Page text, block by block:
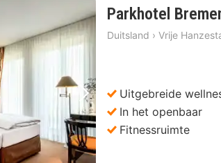
Volgende foto
Parkhotel
Duitsland › Vrije
Uitgebreide
In het openbaar
Fitnessruimte